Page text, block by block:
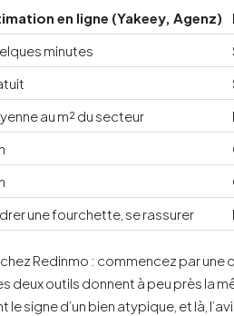
en ligne (Yakeey, Agenz)
minutes
au m² du secteur
une fourchette, se rassurer
Redinmo : commencez par
deux outils donnent à peu près la
signe d’un bien atypique, et là,